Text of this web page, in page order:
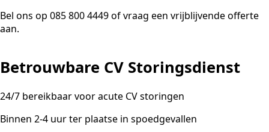
Bel ons op 085 800 4449 of vraag een vrijblijvende offerte
aan.
Betrouwbare CV Storingsdienst
24/7 bereikbaar voor acute CV storingen
Binnen 2-4 uur ter plaatse in spoedgevallen